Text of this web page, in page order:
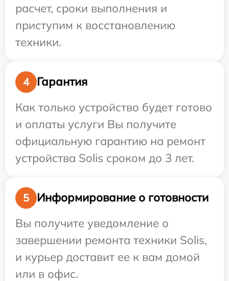
расчет, сроки выполнения и
приступим к восстановлению
техники.
4
Гарантия
Как только устройство будет готово
и оплаты услуги Вы получите
официальную гарантию на ремонт
устройства Solis сроком до 3 лет.
5
Информирование о готовности
Вы получите уведомление о
завершении ремонта техники Solis,
и курьер доставит ее к вам домой
или в офис.